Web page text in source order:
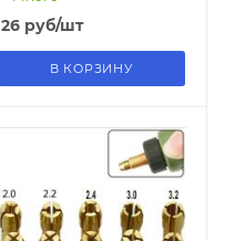
26руб/шт
В КОРЗИНУ